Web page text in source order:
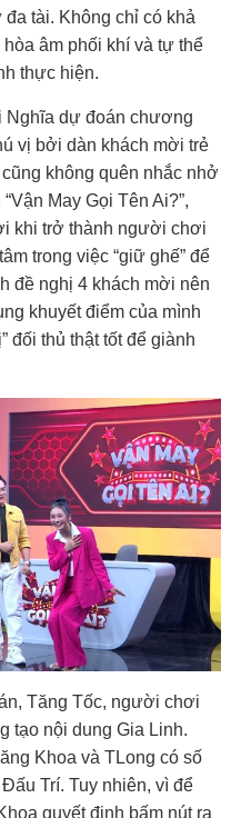
tài. Không chỉ có khả
âm phối khí và tự thể
thực hiện.
Nghĩa dự đoán chương
vị bởi dàn khách mời trẻ
không quên nhắc nhở
May Gọi Tên Ai?”,
khi trở thành người chơi
trong việc “giữ ghế” để
đề nghị 4 khách mời nên
khuyết điểm của mình
đối thủ thật tốt để giành
Tăng Tốc, người chơi
tạo nội dung Gia Linh.
Khoa và TLong có số
Trí. Tuy nhiên, vì để
quyết định bấm nút ra